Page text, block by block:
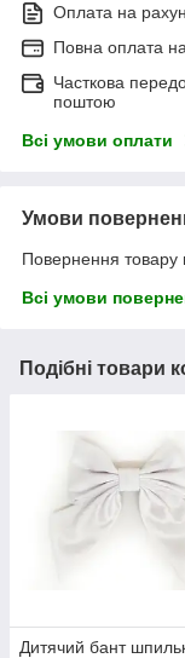
Оплата на
Повна оплата
Часткова
поштою
Всі умови оплати
Умови
Повернення товару
Всі умови
Подібні товари
Дитячий бант